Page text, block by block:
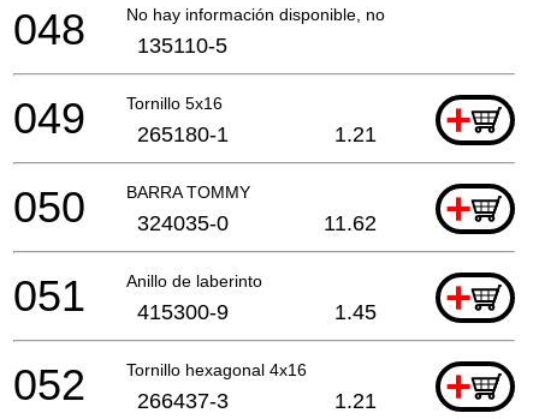
No hay información disponible, no se puede pedir
048 135110-5
Tornillo 5x16 +
049 265180-1 1.21
BARRA TOMMY +
050 324035-0 11.62
Anillo de laberinto +
051 415300-9 1.45
Tornillo hexagonal 4x16 +
052 266437-3 1.21